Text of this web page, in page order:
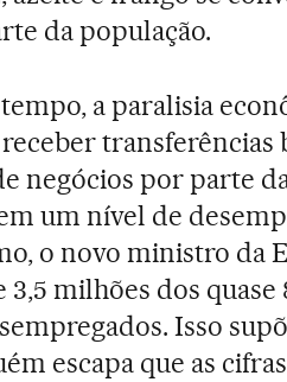
da população.
a paralisia
transferências
negócios por parte
um nível de
o novo ministro da
3,5 milhões dos
Isso
escapa que as